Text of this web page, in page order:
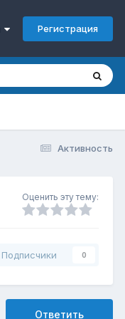
Регистрация
Активность
Оценить эту тему:
Подписчики 0
Ответить